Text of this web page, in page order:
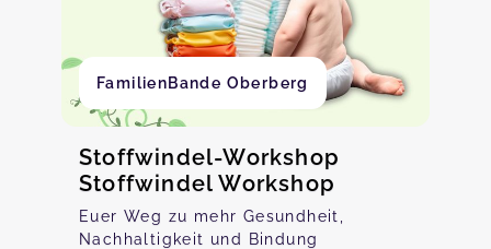
FamilienBande Oberberg
Stoffwindel-Workshop
Stoffwindel Workshop
Euer Weg zu mehr Gesundheit,
Nachhaltigkeit und Bindung